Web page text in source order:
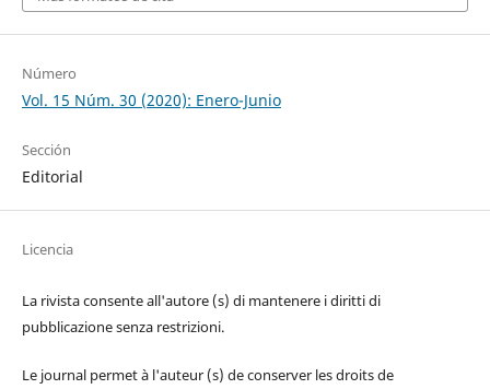
Número
Vol. 15 Núm. 30 (2020): Enero-Junio
Sección
Editorial
Licencia
La rivista consente all'autore (s) di mantenere i diritti di
pubblicazione senza restrizioni.
Le journal permet à l'auteur (s) de conserver les droits de